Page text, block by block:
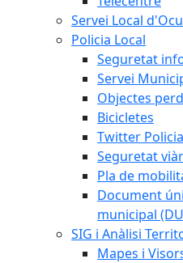
Servei Local
Policia Local
Seguretat
Servei
Objectes
Bicicletes
Twitter Policia
Seguretat
Pla de
Document
municipal
SIG i Anàlisi
Mapes i